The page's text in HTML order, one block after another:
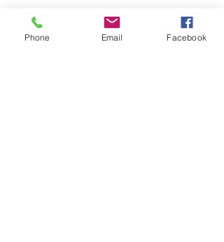
Phone Email Facebook